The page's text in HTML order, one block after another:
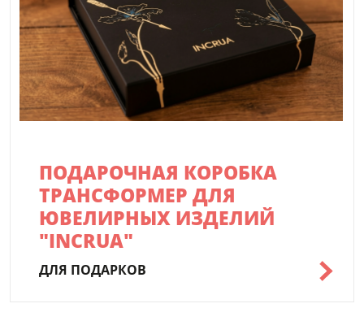
ПОДАРОЧНАЯ КОРОБКА
ТРАНСФОРМЕР ДЛЯ
ЮВЕЛИРНЫХ ИЗДЕЛИЙ
"INCRUA"
ДЛЯ ПОДАРКОВ